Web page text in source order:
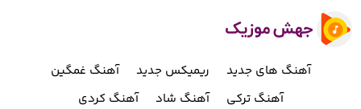
آهنگ های جدید ریمیکس جدید
آهنگ غمگین
آهنگ ترکی
آهنگ شاد آهنگ کردی